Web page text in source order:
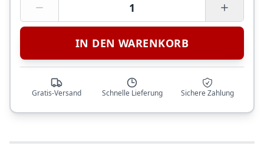
1
IN DEN WARENKORB
Gratis-Versand Schnelle Lieferung Sichere Zahlung